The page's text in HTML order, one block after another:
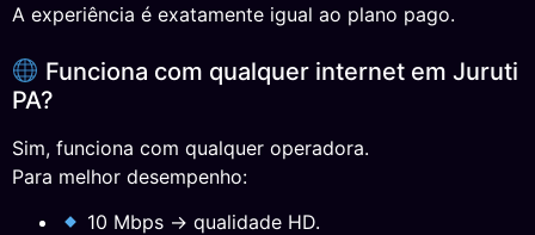
A experiência é exatamente igual ao plano pago.
Funciona com qualquer internet em Juruti
PA?
Sim, funciona com qualquer operadora.
Para melhor desempenho:
10 Mbps → qualidade HD.